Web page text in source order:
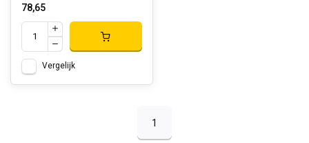
78,65
Vergelijk
1